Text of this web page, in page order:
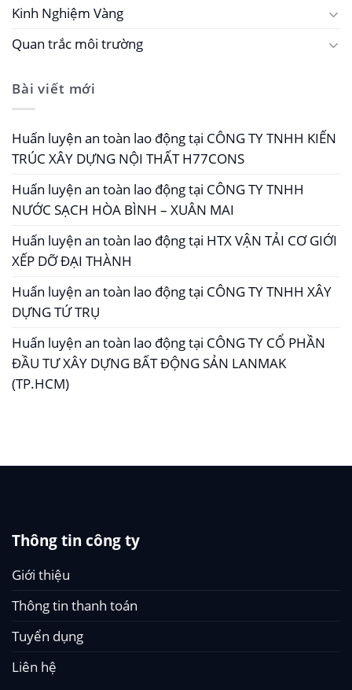
Kinh Nghiệm Vàng
Quan trắc môi trường
Bài viết mới
Huấn luyện an toàn lao động tại CÔNG TY TNHH KIẾN
TRÚC XÂY DỰNG NỘI THẤT H77CONS
Huấn luyện an toàn lao động tại CÔNG TY TNHH
NƯỚC SẠCH HÒA BÌNH – XUÂN MAI
Huấn luyện an toàn lao động tại HTX VẬN TẢI CƠ GIỚI
XẾP DỠ ĐẠI THÀNH
Huấn luyện an toàn lao động tại CÔNG TY TNHH XÂY
DỰNG TỨ TRỤ
Huấn luyện an toàn lao động tại CÔNG TY CỔ PHẦN
ĐẦU TƯ XÂY DỰNG BẤT ĐỘNG SẢN LANMAK
(TP.HCM)
Thông tin công ty
Giới thiệu
Thông tin thanh toán
Tuyển dụng
Liên hệ